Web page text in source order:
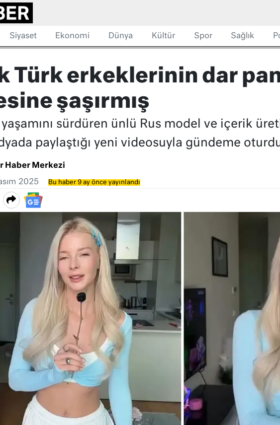
Siyaset Ekonomi Dünya Kültür Spor Sağlık
Türk erkeklerinin dar
şaşırmış
yaşamını sürdüren ünlü Rus model ve içerik
paylaştığı yeni videosuyla gündeme
Haber Merkezi
2025 Bu haber 9 ay önce yayınlandı